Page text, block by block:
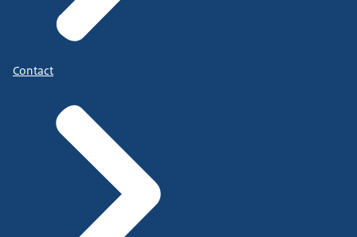
Contact